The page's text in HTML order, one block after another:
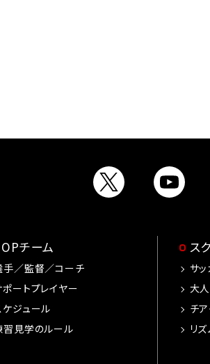
チーム
手／監督／コーチ
ポートプレイヤー
ケジュール
習見学のルール
ス
サ
大
チ
リ